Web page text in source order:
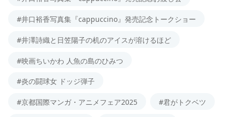
#井口裕香写真集『cappuccino』発売記念トークショー
#井澤詩織と日笠陽子の机のアイスが溶けるほど
#映画ちいかわ 人魚の島のひみつ
#炎の闘球女 ドッジ弾子
#京都国際マンガ・アニメフェア2025 #君がトクベツ